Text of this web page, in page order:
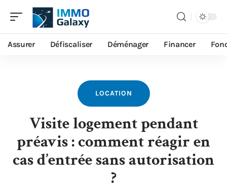
Assurer Défiscaliser Déménager Financer
LOCATION
Visite logement pendant
préavis : comment réagir en
cas d’entrée sans autorisation
?